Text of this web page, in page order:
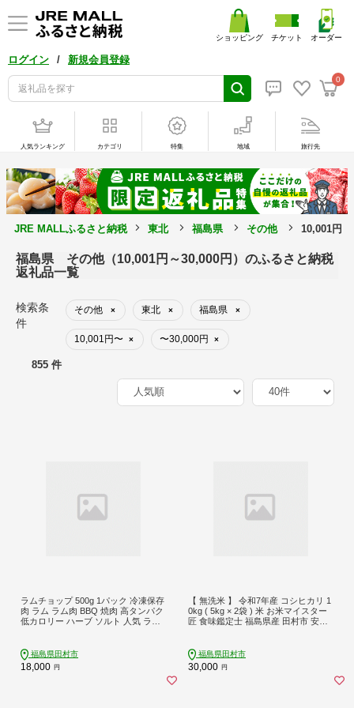
ログイン / 新規会員登録
0
ショッピング チケット オーダー
人気ランキング カテゴリ 特集 地域 旅行先
JRE MALLふるさと納税 東北 福島県 その他 10,001円
福島県 その他（10,001円～30,000円）のふるさと納税
返礼品一覧
検索条
件
その他 × 東北 × 福島県 ×
10,001円〜 × 〜30,000円 ×
855 件
ラムチョップ 500g 1パック 冷凍保存
肉 ラム ラム肉 BBQ 焼肉 高タンパク
低カロリー ハーブ ソルト 人気 ラン
福島県田村市
18,000 円
【 無洗米 】 令和7年産 コシヒカリ 1
0kg ( 5kg × 2袋 ) 米 お米マイスター
匠 食味鑑定士 福島県産 田村市 安藤
福島県田村市
30,000 円